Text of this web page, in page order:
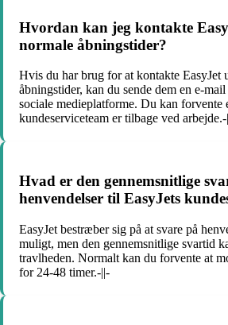
Hvordan kan jeg kontakte
normale åbningstider?
Hvis du har brug for at kontakte EasyJet
åbningstider, kan du sende dem en e-
sociale medieplatforme. Du kan forvente
kundeserviceteam er tilbage ved arbejde.-
Hvad er den gennemsnitlige
henvendelser til EasyJets
EasyJet bestræber sig på at svare på
muligt, men den gennemsnitlige svartid
travlheden. Normalt kan du forvente at
for 24-48 timer.-||-